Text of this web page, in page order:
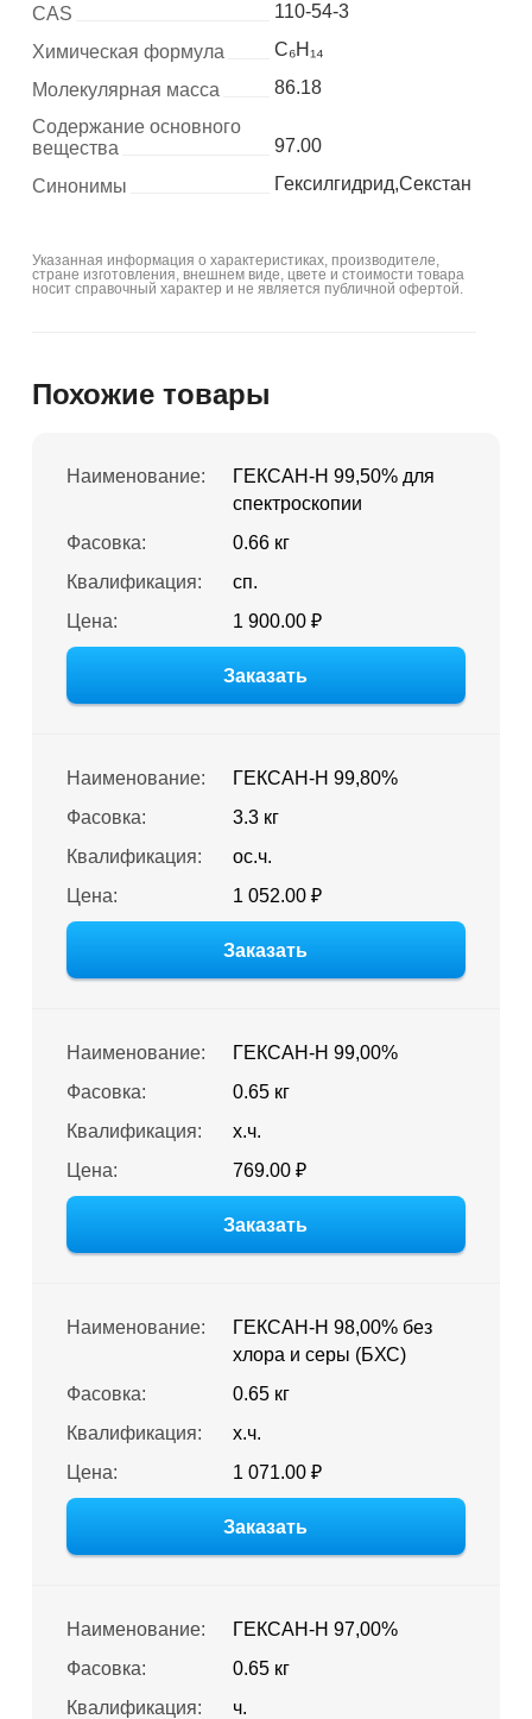
CAS
110-54-3
Химическая формула
C₆H₁₄
Молекулярная масса
86.18
Содержание основного
вещества
97.00
Синонимы
Гексилгидрид,Секстан
Указанная информация о характеристиках, производителе,
стране изготовления, внешнем виде, цвете и стоимости товара
носит справочный характер и не является публичной офертой.
Похожие товары
Наименование:
ГЕКСАН-Н 99,50% для
спектроскопии
Фасовка:
0.66 кг
Квалификация:
сп.
Цена:
1 900.00 ₽
Заказать
Наименование:
ГЕКСАН-Н 99,80%
Фасовка:
3.3 кг
Квалификация:
ос.ч.
Цена:
1 052.00 ₽
Заказать
Наименование:
ГЕКСАН-Н 99,00%
Фасовка:
0.65 кг
Квалификация:
х.ч.
Цена:
769.00 ₽
Заказать
Наименование:
ГЕКСАН-Н 98,00% без
хлора и серы (БХС)
Фасовка:
0.65 кг
Квалификация:
х.ч.
Цена:
1 071.00 ₽
Заказать
Наименование:
ГЕКСАН-Н 97,00%
Фасовка:
0.65 кг
Квалификация:
ч.